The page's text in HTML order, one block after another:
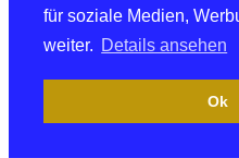
für soziale Medien,
weiter. Details ansehen
Ok